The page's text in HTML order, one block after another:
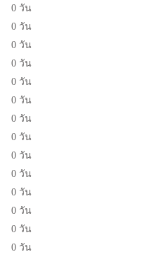
0 วัน
0 วัน
0 วัน
0 วัน
0 วัน
0 วัน
0 วัน
0 วัน
0 วัน
0 วัน
0 วัน
0 วัน
0 วัน
0 วัน